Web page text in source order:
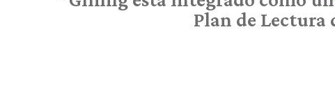
Plan de Lectura